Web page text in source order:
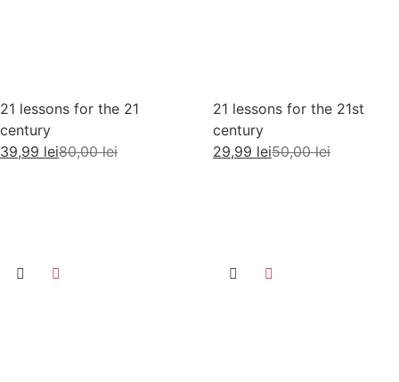
21 lessons for the 21
century
80,00lei
39,99 lei
21 lessons for the 21st
century
50,00lei
29,99 lei